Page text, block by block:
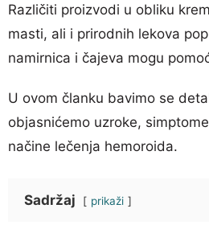
Različiti proizvodi u obliku
masti, ali i prirodnih lekova
namirnica i čajeva mogu
U ovom članku bavimo se
objasnićemo uzroke,
načine lečenja hemoroida.
Sadržaj prikaži